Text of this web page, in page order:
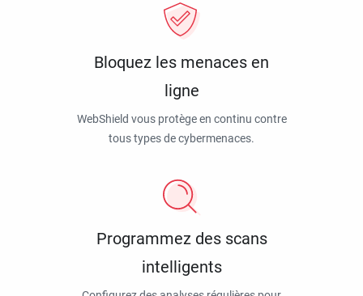
Bloquez les menaces en
ligne
WebShield vous protège en continu contre
tous types de cybermenaces.
Programmez des scans
intelligents